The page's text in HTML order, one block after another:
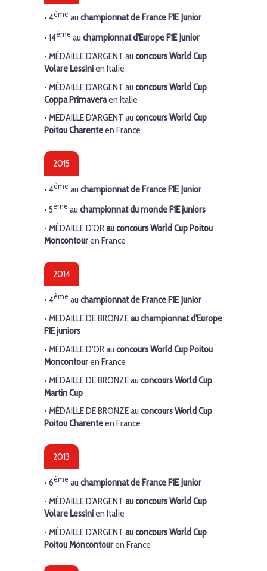
• 4ème au championnat de France F1E Junior
• 14ème au championnat d'Europe F1E Junior
• MÉDAILLE D'ARGENT au concours World Cup
Volare Lessinien Italie
• MÉDAILLE D'ARGENT au concours World Cup
Coppa Primaveraen Italie
• MÉDAILLED'ARGENT au concours World Cup
Poitou Charenteen France
2015
• 4ème au championnat de France F1E Junior
• 5ème au championnat du monde F1E juniors
• MÉDAILLED'ORauconcours World Cup Poitou
Moncontouren France
2014
• 4ème au championnat de France F1E Junior
• MEDAILLE DE BRONZEauchampionnat d'Europe
F1E juniors
• MÉDAILLED'ORau concours World CupPoitou
Moncontouren France
• MÉDAILLE DE BRONZEau concours World Cup
Martin Cup
• MÉDAILLEDE BRONZEau concours World Cup
Poitou Charenteen France
2013
• 6ème au championnat de France F1E Junior
• MÉDAILLE D'ARGENT auconcours World Cup
Volare Lessinien Italie
• MÉDAILLE D'ARGENT auconcours World Cup
Poitou Moncontouren France